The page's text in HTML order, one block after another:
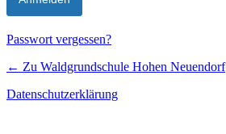
Passwort vergessen?
← Zu Waldgrundschule Hohen Neuendorf
Datenschutzerklärung